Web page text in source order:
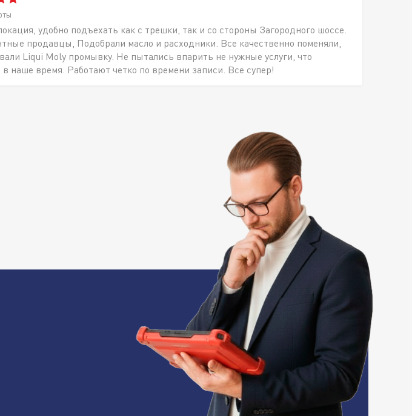
удобно подъехать как с трешки, так и со стороны Загородного шоссе.
продавцы, Подобрали масло и расходники. Все качественно поменяли,
Liqui Moly промывку. Не пытались впарить не нужные услуги, что
в наше время. Работают четко по времени записи. Все супер!